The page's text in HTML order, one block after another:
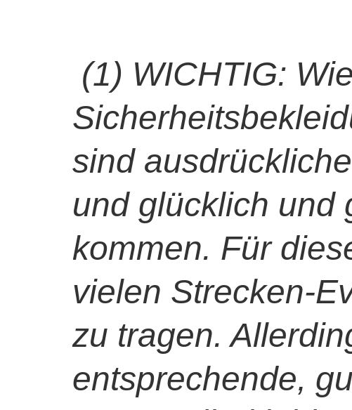
(1) WICHTIG:
sind
und glücklich und
kommen. Für
vielen Strecken-
zu tragen.
entsprechende,